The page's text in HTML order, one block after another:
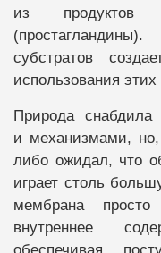
из продуктов
субстратов
использования этих
Природа снабдила
и механизмами,
либо ожидал, что
играет столь
мембрана
внутреннее